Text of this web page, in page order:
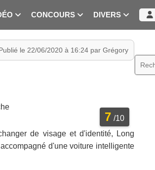
CONCOURS DIVERS
le 22/06/2020 à 16:24 par Grégory
7 /10
de visage et d'identité, Long
d'une voiture intelligente